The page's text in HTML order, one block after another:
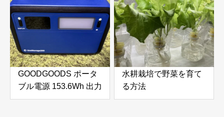
レッシュ
GOODGOODS ポータ
ブル電源 153.6Wh 出力
200Wをふるさと納税
水耕栽培で野菜を育て
る方法